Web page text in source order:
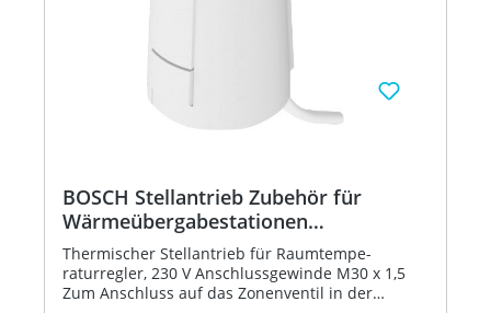
BOSCH Stellantrieb Zubehör für
Wärmeübergabestationen
Thermischer Stellantrieb, 230 V,
M30x1,5 8718
Thermischer Stellantrieb für Raumtempe-
raturregler, 230 V Anschlussgewinde M30 x 1,5
Zum Anschluss auf das Zonenventil in der